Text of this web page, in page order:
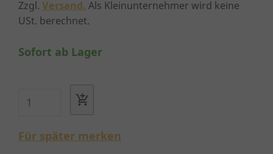
Zzgl. Versand. Als Kleinunternehmer wird keine
USt. berechnet.
Sofort ab Lager
Für später merken